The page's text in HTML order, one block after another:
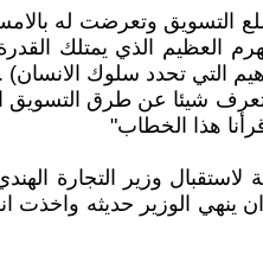
ضلع التسويق وتعرضت له
العظيم الذي يمتلك
التي تحدد سلوك الانسان) .
تعرف شيئا عن طرق
هذا الخطاب"
وزير التجارة
الوزير حديثه واخذت